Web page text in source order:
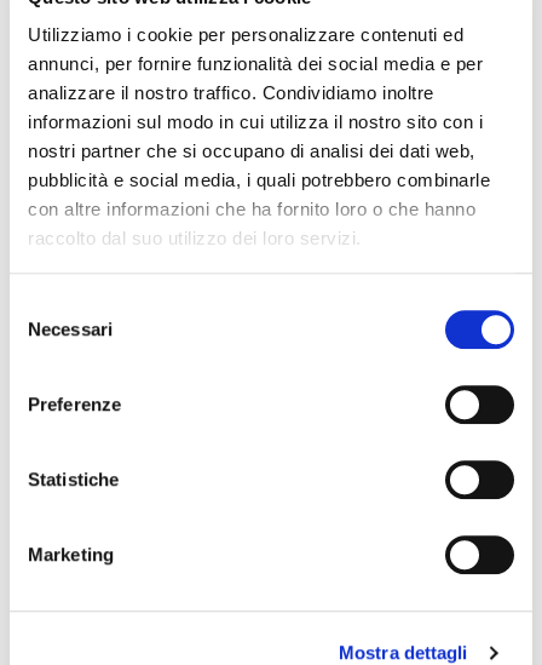
Utilizziamo i cookie per personalizzare contenuti ed
annunci, per fornire funzionalità dei social media e per
analizzare il nostro traffico. Condividiamo inoltre
informazioni sul modo in cui utilizza il nostro sito con i
nostri partner che si occupano di analisi dei dati web,
pubblicità e social media, i quali potrebbero combinarle
con altre informazioni che ha fornito loro o che hanno
raccolto dal suo utilizzo dei loro servizi.
delNecessari
Preferenze
Statistiche
Marketing
Mostra dettagli
Classificazione CLP: miscele, principi ponte e
aspetti tossicologici correlati
From:€140,00+ iva
OUT OF STOCK